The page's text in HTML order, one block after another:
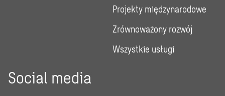
Projekty międzynarodowe
Zrównoważony rozwój
Wszystkie usługi
Social media